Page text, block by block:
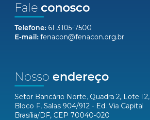
Fale conosco
Telefone: 61 3105-7500
E-mail: fenacon@fenacon.org.br
Nosso endereço
Setor Bancário Norte, Quadra 2, Lote 12,
Bloco F, Salas 904/912 - Ed. Via Capital
Brasília/DF, CEP 70040-020